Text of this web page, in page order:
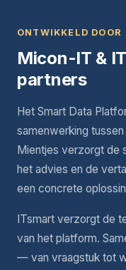
ONTWIKKELD DOOR
Micon-IT &
partners
Het Smart Data
samenwerking
Mientjes verzorgt de
het advies en de
een concrete
ITsmart verzorgt de
van het platform.
— van vraagstuk tot